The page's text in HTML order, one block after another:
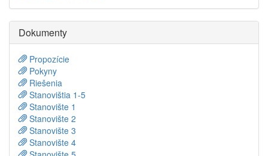
Dokumenty
Propozície
Pokyny
Riešenia
Stanovištia 1-5
Stanovište 1
Stanovište 2
Stanovište 3
Stanovište 4